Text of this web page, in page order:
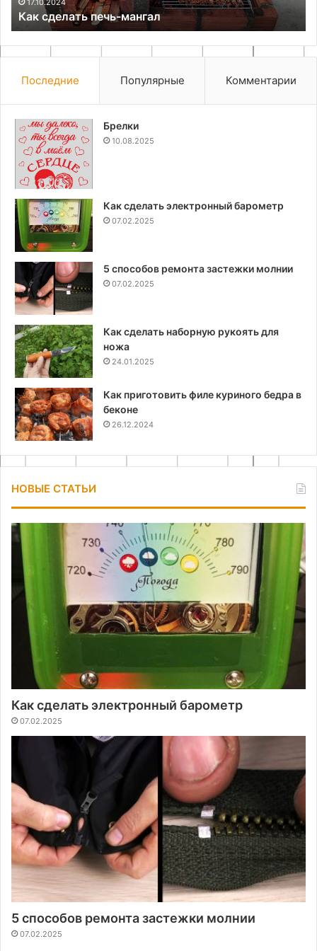
17.10.2024
Как сделать печь-мангал
Последние Популярные Комментарии
Брелки
10.08.2025
Как сделать электронный барометр
07.02.2025
5 способов ремонта застежки молнии
07.02.2025
Как сделать наборную рукоять для
ножа
24.01.2025
Как приготовить филе куриного бедра в
беконе
26.12.2024
НОВЫЕ СТАТЬИ
Как сделать электронный барометр
07.02.2025
5 способов ремонта застежки молнии
07.02.2025